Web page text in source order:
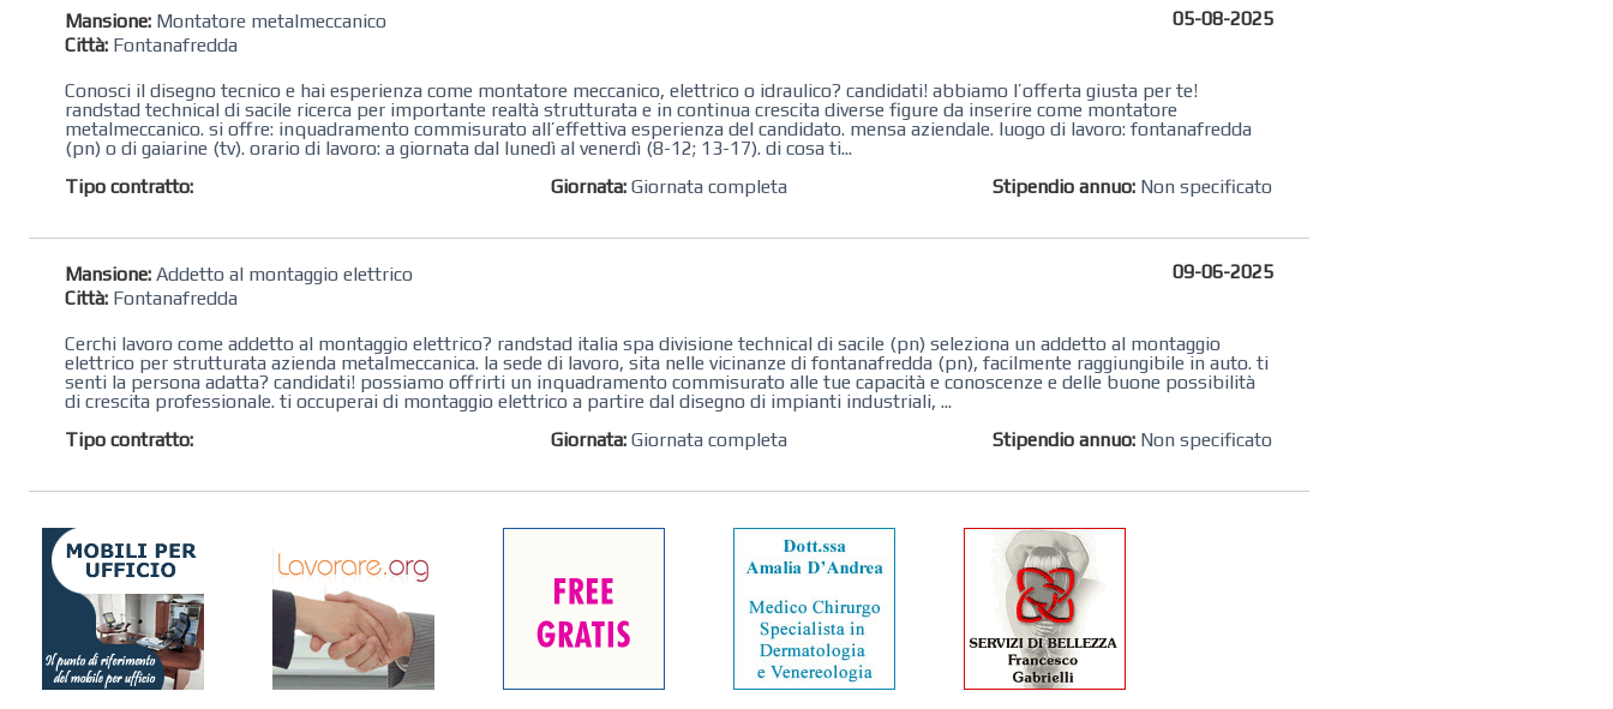
Mansione: Montatore metalmeccanico
Città: Fontanafredda
05-08-2025
Conosci il disegno tecnico e hai esperienza come montatore meccanico, elettrico o idraulico? candidati! abbiamo l’offerta giusta per te!
randstad technical di sacile ricerca per importante realtà strutturata e in continua crescita diverse figure da inserire come montatore
metalmeccanico. si offre: inquadramento commisurato all’effettiva esperienza del candidato. mensa aziendale. luogo di lavoro: fontanafredda
(pn) o di gaiarine (tv). orario di lavoro: a giornata dal lunedì al venerdì (8-12; 13-17). di cosa ti...
Tipo contratto:
Giornata: Giornata completa Stipendio annuo: Non specificato
Mansione: Addetto al montaggio elettrico
Città: Fontanafredda
09-06-2025
Cerchi lavoro come addetto al montaggio elettrico? randstad italia spa divisione technical di sacile (pn) seleziona un addetto al montaggio
elettrico per strutturata azienda metalmeccanica. la sede di lavoro, sita nelle vicinanze di fontanafredda (pn), facilmente raggiungibile in auto. ti
senti la persona adatta? candidati! possiamo offrirti un inquadramento commisurato alle tue capacità e conoscenze e delle buone possibilità
di crescita professionale. ti occuperai di montaggio elettrico a partire dal disegno di impianti industriali, ...
Tipo contratto:
Giornata: Giornata completa Stipendio annuo: Non specificato